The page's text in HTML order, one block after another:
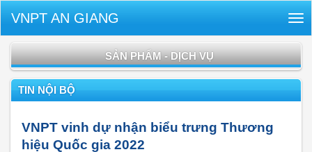
VNPT AN GIANG
SẢN PHẨM - DỊCH VỤ
TIN NỘI BỘ
VNPT vinh dự nhận biểu trưng Thương
hiệu Quốc gia 2022